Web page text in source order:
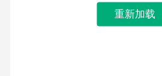
重新加载